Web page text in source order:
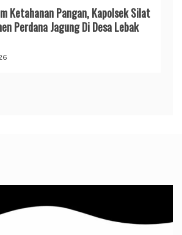
Ketahanan Pangan, Kapolsek Silat
Perdana Jagung Di Desa Lebak